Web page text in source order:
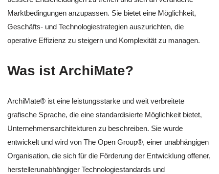
Marktbedingungen anzupassen. Sie bietet eine Möglichkeit,
Geschäfts- und Technologiestrategien auszurichten, die
operative Effizienz zu steigern und Komplexität zu managen.
Was ist ArchiMate?
ArchiMate® ist eine leistungsstarke und weit verbreitete
grafische Sprache, die eine standardisierte Möglichkeit bietet,
Unternehmensarchitekturen zu beschreiben. Sie wurde
entwickelt und wird von The Open Group®, einer unabhängigen
Organisation, die sich für die Förderung der Entwicklung offener,
herstellerunabhängiger Technologiestandards und